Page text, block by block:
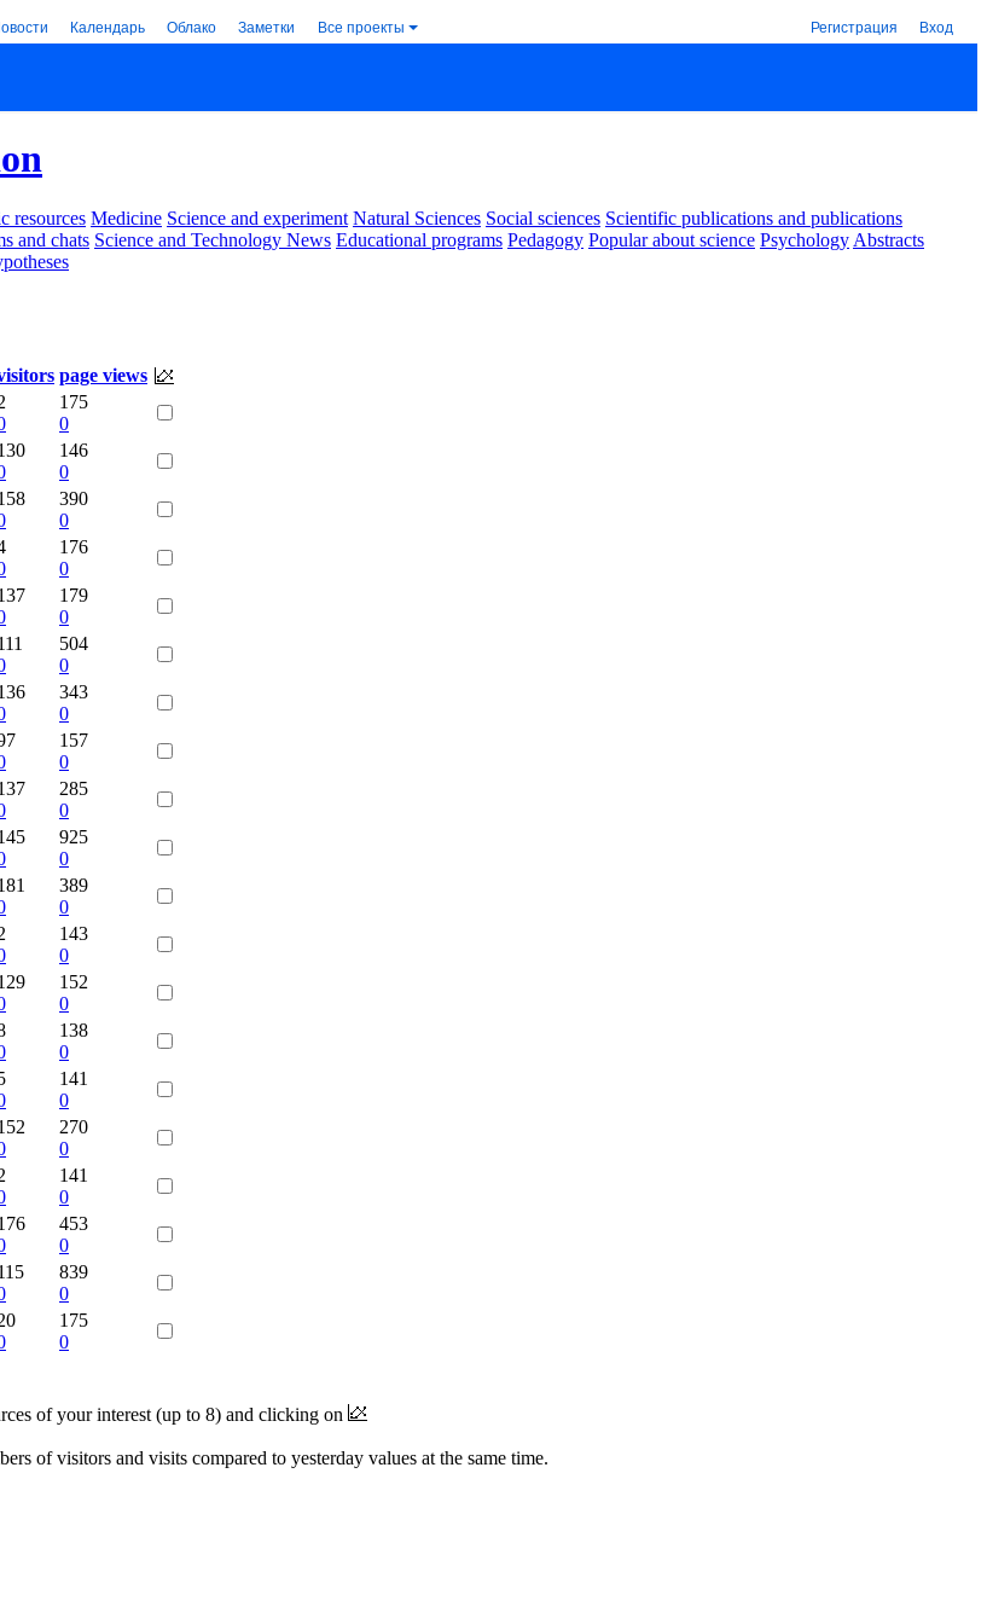
Календарь Облако Заметки Все проекты Регистрация Вход
resources Medicine Science and experiment Natural Sciences Social sciences Scientific publications and publications
and chats Science and Technology News Educational programs Pedagogy Popular about science Psychology Abstracts
page views
175
0
146
0
390
0
176
0
179
0
504
0
343
0
157
0
285
0
925
0
389
0
143
0
152
0
138
0
141
0
270
0
141
0
453
0
839
0
175
0
of your interest (up to 8) and clicking on
of visitors and visits compared to yesterday values at the same time.